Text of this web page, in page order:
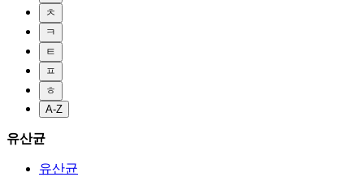
ㅊ
ㅋ
ㅌ
ㅍ
ㅎ
A-Z
유산균
유산균